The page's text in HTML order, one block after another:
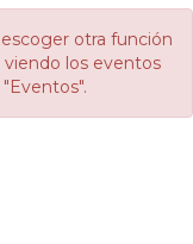
otra función
viendo los eventos